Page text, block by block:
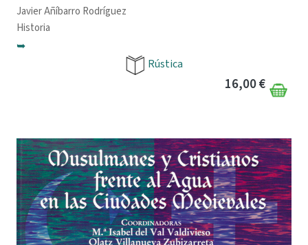
Javier Añíbarro Rodríguez
Historia
➥
Rústica
16,00 €